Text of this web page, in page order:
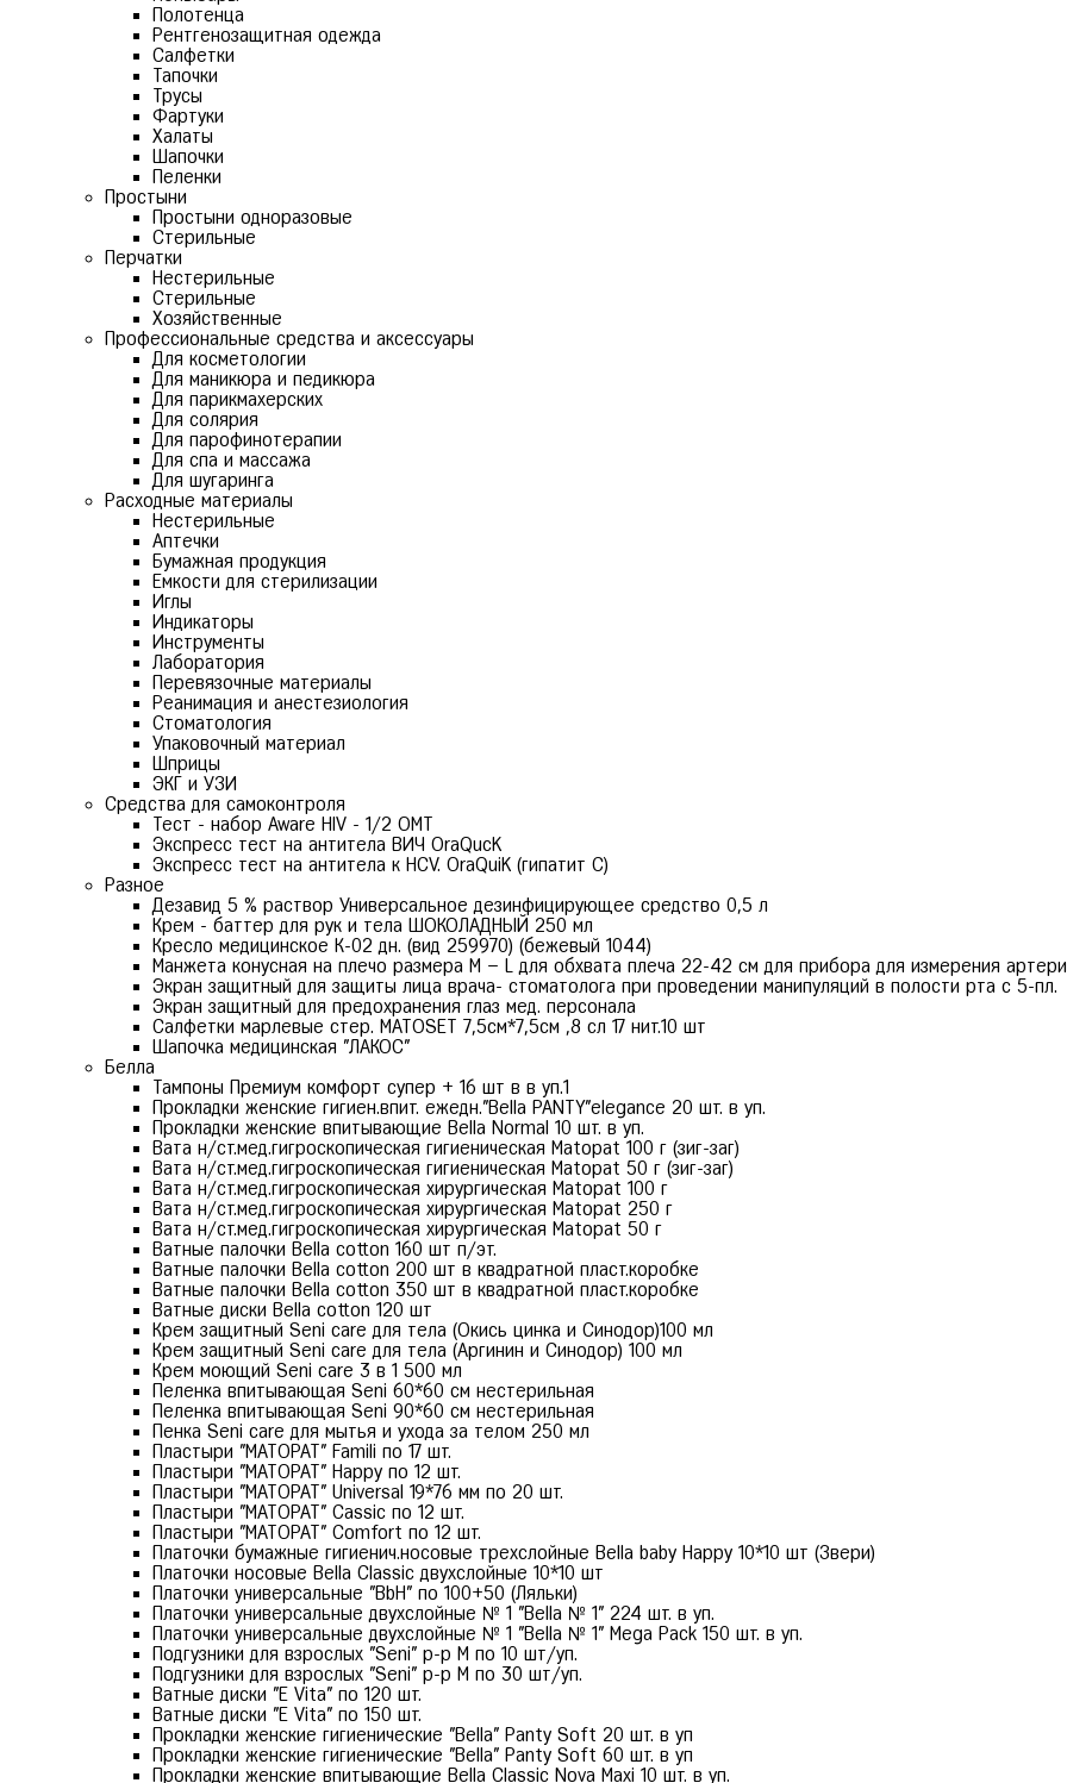
Полотенца
Рентгенозащитная одежда
Салфетки
Тапочки
Трусы
Фартуки
Халаты
Шапочки
Пеленки
Простыни
Простыни одноразовые
Стерильные
Перчатки
Нестерильные
Стерильные
Хозяйственные
Профессиональные средства и аксессуары
Для косметологии
Для маникюра и педикюра
Для парикмахерских
Для солярия
Для парофинотерапии
Для спа и массажа
Для шугаринга
Расходные материалы
Нестерильные
Аптечки
Бумажная продукция
Емкости для стерилизации
Иглы
Индикаторы
Инструменты
Лаборатория
Перевязочные материалы
Реанимация и анестезиология
Стоматология
Упаковочный материал
Шприцы
ЭКГ и УЗИ
Средства для самоконтроля
Тест - набор Aware HIV - 1/2 ОМТ
Экспресс тест на антитела ВИЧ OraQuсK
Экспресс тест на антитела к HCV. OraQuiK (гипатит С)
Разное
Дезавид 5 % раствор Универсальное дезинфицирующее средство 0,5 л
Крем - баттер для рук и тела ШОКОЛАДНЫЙ 250 мл
Кресло медицинское К-02 дн. (вид 259970) (бежевый 1044)
Манжета конусная на плечо размера М – L для обхвата плеча 22-42 см для прибора для измерения
Экран защитный для защиты лица врача- стоматолога при проведении манипуляций в полости рта с 5-пл.
Экран защитный для предохранения глаз мед. персонала
Салфетки марлевые стер. MATOSET 7,5см*7,5см ,8 сл 17 нит.10 шт
Шапочка медицинская "ЛАКОС"
Белла
Тампоны Премиум комфорт супер + 16 шт в в уп.1
Прокладки женские гигиен.впит. ежедн."Bella PANTY"elegance 20 шт. в уп.
Прокладки женские впитывающие Bella Normal 10 шт. в уп.
Вата н/ст.мед.гигроскопическая гигиеническая Matopat 100 г (зиг-заг)
Вата н/ст.мед.гигроскопическая гигиеническая Matopat 50 г (зиг-заг)
Вата н/ст.мед.гигроскопическая хирургическая Matopat 100 г
Вата н/ст.мед.гигроскопическая хирургическая Matopat 250 г
Вата н/ст.мед.гигроскопическая хирургическая Matopat 50 г
Ватные палочки Bella cotton 160 шт п/эт.
Ватные палочки Bella cotton 200 шт в квадратной пласт.коробке
Ватные палочки Bella cotton 350 шт в квадратной пласт.коробке
Ватные диски Bella cotton 120 шт
Крем защитный Seni care для тела (Окись цинка и Синодор)100 мл
Крем защитный Seni care для тела (Аргинин и Синодор) 100 мл
Крем моющий Seni care 3 в 1 500 мл
Пеленка впитывающая Seni 60*60 см нестерильная
Пеленка впитывающая Seni 90*60 см нестерильная
Пенка Seni care для мытья и ухода за телом 250 мл
Пластыри "МАТОРАТ" Famili по 17 шт.
Пластыри "МАТОРАТ" Happy по 12 шт.
Пластыри "МАТОРАТ" Universal 19*76 мм по 20 шт.
Пластыри "МАТОРАТ" Сassic по 12 шт.
Пластыри "МАТОРАТ" Сomfort по 12 шт.
Платочки бумажные гигиенич.носовые трехслойные Bella baby Happy 10*10 шт (Звери)
Платочки носовые Bella Classic двухслойные 10*10 шт
Платочки универсальные "BbH" по 100+50 (Ляльки)
Платочки универсальные двухслойные № 1 "Bella № 1" 224 шт. в уп.
Платочки универсальные двухслойные № 1 "Bella № 1" Mega Pack 150 шт. в уп.
Подгузники для взрослых "Seni" р-р М по 10 шт/уп.
Подгузники для взрослых "Seni" р-р М по 30 шт/уп.
Ватные диски "E Vita" по 120 шт.
Ватные диски "E Vita" по 150 шт.
Прокладки женские гигиенические "Bella" Panty Soft 20 шт. в уп
Прокладки женские гигиенические "Bella" Panty Soft 60 шт. в уп
Прокладки женские впитывающие Bella Classic Nova Maxi 10 шт. в уп.